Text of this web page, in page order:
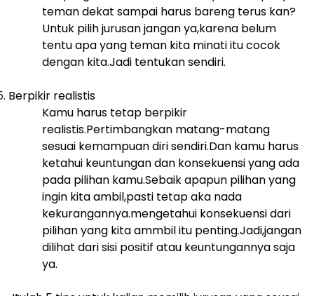
teman dekat sampai harus bareng terus kan?
Untuk pilih jurusan jangan ya,karena belum
tentu apa yang teman kita minati itu cocok
dengan kita.Jadi tentukan sendiri.
Berpikir realistis
Kamu harus tetap berpikir
realistis.Pertimbangkan matang-matang
sesuai kemampuan diri sendiri.Dan kamu harus
ketahui keuntungan dan konsekuensi yang ada
pada pilihan kamu.Sebaik apapun pilihan yang
ingin kita ambil,pasti tetap aka nada
kekurangannya.mengetahui konsekuensi dari
pilihan yang kita ammbil itu penting.Jadi,jangan
dilihat dari sisi positif atau keuntungannya saja
ya.